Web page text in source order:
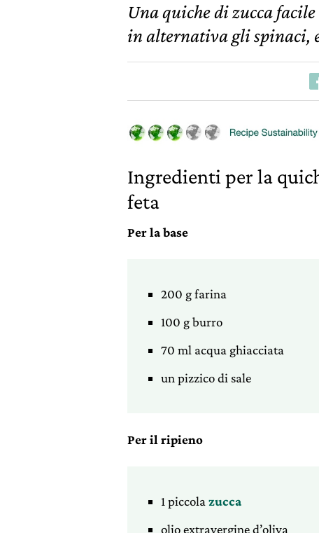
Una quiche di zucca
in alternativa gli spinaci,
Ingredienti per la
feta
Per la base
200 g farina
100 g burro
70 ml acqua ghiacciata
un pizzico di sale
Per il ripieno
1 piccola zucca
olio extravergine d’oliva